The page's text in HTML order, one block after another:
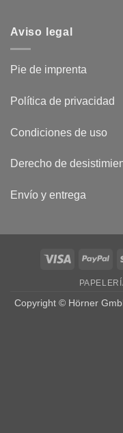
Aviso legal
Pie de imprenta
Política de privacidad
Condiciones de uso
Derecho de
Envío y entrega
Visa
Copyright © Hörner